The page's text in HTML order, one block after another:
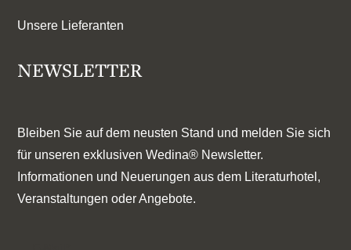
Unsere Lieferanten
NEWSLETTER
Bleiben Sie auf dem neusten Stand und melden Sie sich
für unseren exklusiven Wedina® Newsletter.
Informationen und Neuerungen aus dem Literaturhotel,
Veranstaltungen oder Angebote.